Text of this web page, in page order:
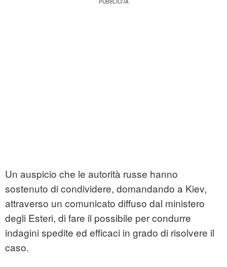
Un auspicio che le autorità russe hanno
sostenuto di condividere, domandando a Kiev,
attraverso un comunicato diffuso dal ministero
degli Esteri, di fare il possibile per condurre
indagini spedite ed efficaci in grado di risolvere il
caso.